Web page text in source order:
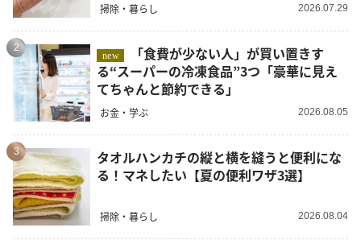
掃除・暮らし 2026.07.29
2
new
る“スーパーの冷凍食品”3つ「豪華に見え
てちゃんと節約できる」
お金・学ぶ 2026.08.05
3
タオルハンカチの縦と横を縫うと便利にな
る！マネしたい【夏の便利ワザ3選】
掃除・暮らし 2026.08.04